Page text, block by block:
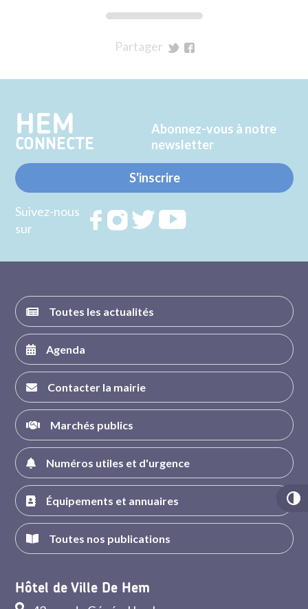
Partager
Twitter
Facebook
HEM
CONNECTE
Abonnez-vous à notre
newsletter
S'inscrire
Suivez-nous
sur
RejoignezRejoignezRejoignez
Toutes les actualités
Agenda
Contacter la mairie
Marchés publics
Numéros utiles et d'urgence
Équipements et annuaires
Toutes nos publications
Hôtel de Ville De Hem